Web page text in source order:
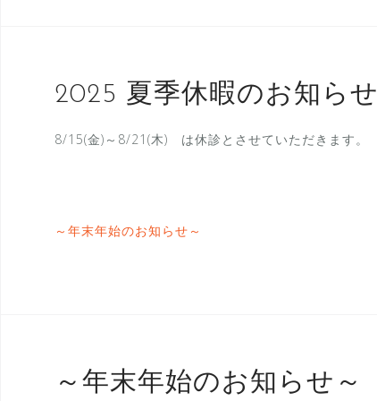
2025 夏季休暇のお知らせ
8/15(金)～8/21(木) は休診とさせていただきます。
～年末年始のお知らせ～
～年末年始のお知らせ～